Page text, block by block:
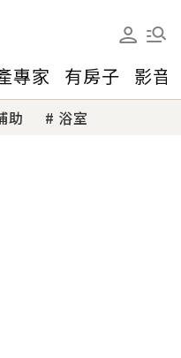
專家 有房子 影音
助 浴室